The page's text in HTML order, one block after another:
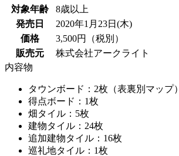
対象年齢
8歳以上
発売日
2020年1月23日(木)
価格
3,500円（税別）
販売元
株式会社アークライト
内容物
タウンボード：2枚（表裏別マップ）
得点ボード：1枚
畑タイル：5枚
建物タイル：24枚
追加建物タイル：16枚
巡礼地タイル：1枚